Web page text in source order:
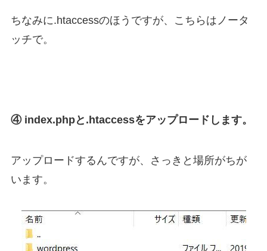
ちなみに.htaccessのほうですが、こちらはノータ
ッチで。
④ index.phpと.htaccessをアップロードします。
アップロードするんですが、さっきと場所がちが
います。